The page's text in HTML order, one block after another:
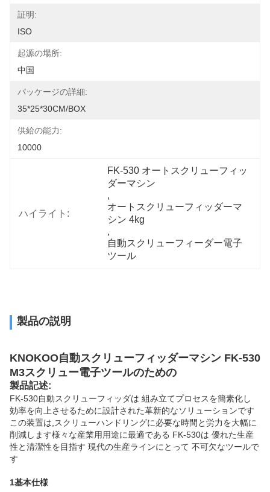
証明:
ISO
起源の場所:
中国
パッケージの詳細:
35*25*30CM/BOX
供給の能力:
10000
ハイライト:
FK-530 オートスクリューフィッ
ダーマシン
,
オートスクリューフィッダーマ
シン 4kg
,
自動スクリューフィーダー電子
ツール
製品の説明
KNOKOO自動スクリューフィッダーマシン FK-530
M3スクリュー電子ツールのための
製品記述:
FK-530自動スクリューフィッダは 組み立てプロセスを簡素化し
効率を向上させるために設計された革新的なソリューションです
この装置は,スクリューハンドリングに必要な時間と労力を大幅に
削減します様々な産業用用途に最適である FK-530は 優れた生産
性と清潔性を目指す 現代の生産ラインにとって 不可欠なツールで
す
1基本仕様